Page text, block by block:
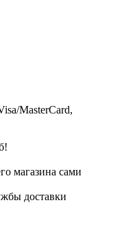
MasterCard,
магазина сами
доставки